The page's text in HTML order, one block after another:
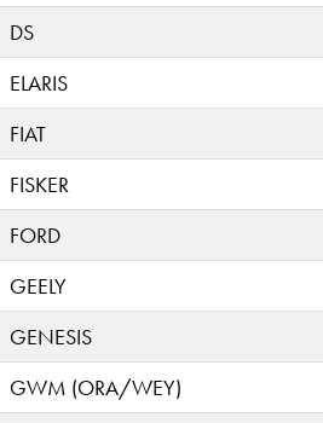
DS
ELARIS
FIAT
FISKER
FORD
GEELY
GENESIS
GWM (ORA/WEY)